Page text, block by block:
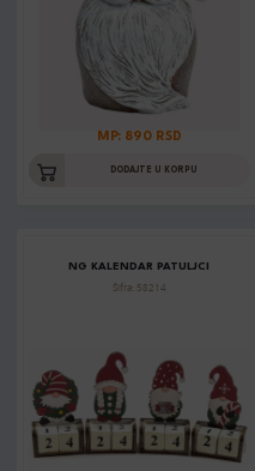
MP: 890 RSD
DODAJTE U KORPU
NG KALENDAR PATULJCI
Šifra: 58214